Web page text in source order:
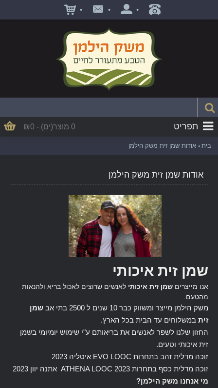
•
•
•
0 מוצר(ים) - ₪0 תפריט
בית אודות שמן זית משק הילמן
אודות שמן זית משק הילמן
שמן זית איכותי
אנו מייצרים שמן זית איכותי לאנשים שרוצים לאכול בריא ולהנאות
מהטעם.
משק הילמן מייצר ומשווק כבר 10 שנים ל 2500 בתי אב
שמן
זית במשלוחים עד הבית בכל הארץ.
החזון שלנו לשפר לאנשים את בריאותם ע"י שימוש יומיומי בשמן
זית איכותי וטעים.
זוכה מדלית זהב בתחרות EVO LOOC איטליה 2023
זוכה מדלית כסף בתחרות ATHENA LOOC 2023 אתנה יוון 2023
מי אנחנו משק הילמן?